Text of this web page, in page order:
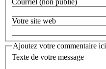
Votre site web
Ajoutez votre commentaire ici
Texte de votre message